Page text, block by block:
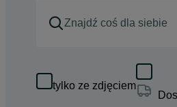
tylko ze zdjęciem